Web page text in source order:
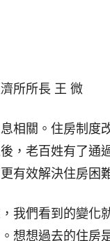
所所長 王 微
關。住房制度
，老百姓有了通
有效解決住房困
們看到的變化
想想過去的住房